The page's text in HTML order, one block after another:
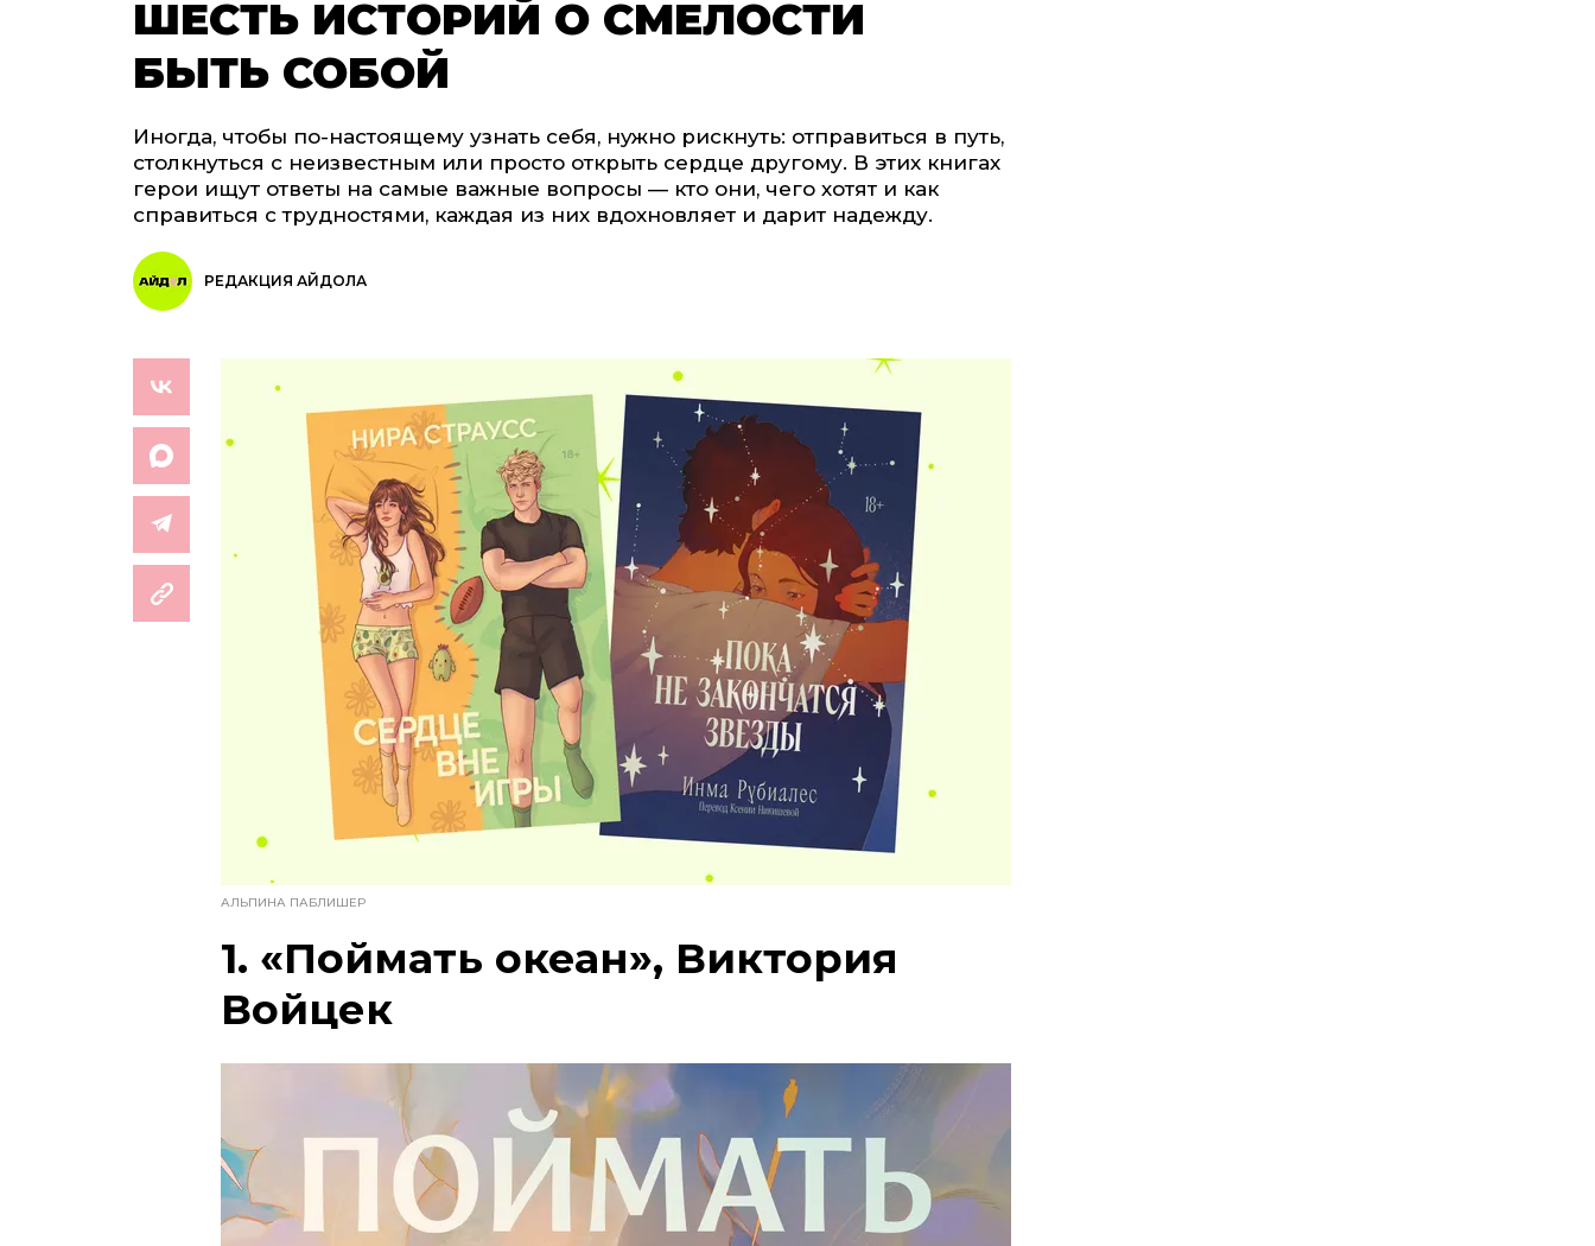
ШЕСТЬ ИСТОРИЙ О СМЕЛОСТИ
БЫТЬ СОБОЙ
Иногда, чтобы по-настоящему узнать себя, нужно рискнуть: отправиться в путь,
столкнуться с неизвестным или просто открыть сердце другому. В этих книгах
герои ищут ответы на самые важные вопросы — кто они, чего хотят и как
справиться с трудностями, каждая из них вдохновляет и дарит надежду.
РЕДАКЦИЯ АЙДОЛА
АЛЬПИНА ПАБЛИШЕР
1. «Поймать океан», Виктория
Войцек